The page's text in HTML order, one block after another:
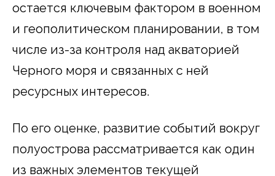
остается ключевым фактором в военном
и геополитическом планировании, в том
числе из-за контроля над акваторией
Черного моря и связанных с ней
ресурсных интересов.
По его оценке, развитие событий вокруг
полуострова рассматривается как один
из важных элементов текущей